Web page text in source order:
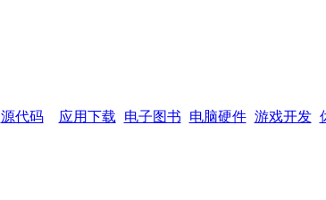
源代码 应用下载 电子图书 电脑硬件 游戏开发